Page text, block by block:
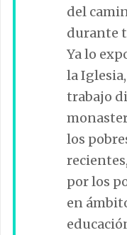
del
durante
Ya lo
la
trabajo
los
por los
en